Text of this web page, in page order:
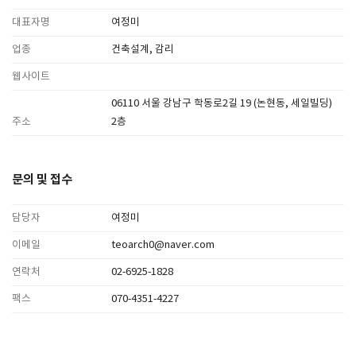
대표자명 여정미
업종 건축설계, 감리
웹사이트
주소
06110 서울 강남구 학동로2길 19 (논현동, 세일빌딩)
2층
문의 및 접수
담당자 여정미
이메일 teoarch0@naver.com
연락처 02-6925-1828
팩스 070-4351-4227